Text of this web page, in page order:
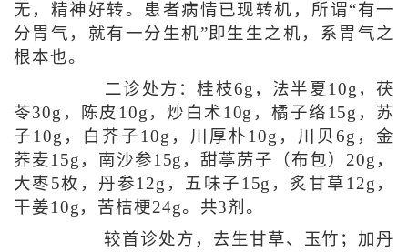
无，精神好转。患者病情已现转机，所谓“有一
分胃气，就有一分生机”即生生之机，系胃气之
根本也。
二诊处方：桂枝6g，法半夏10g，茯
苓30g，陈皮10g，炒白术10g，橘子络15g，苏
子10g，白芥子10g，川厚朴10g，川贝6g，金
荞麦15g，南沙参15g，甜葶苈子（布包）20g，
大枣5枚，丹参12g，五味子15g，炙甘草12g，
干姜10g，苦桔梗24g。共3剂。
较首诊处方，去生甘草、玉竹；加丹